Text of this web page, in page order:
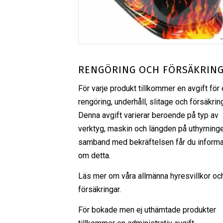
RENGÖRING OCH FÖRSÄKRING
För varje produkt tillkommer en avgift för
rengöring, underhåll, slitage och
Denna avgift varierar beroende på typ av
verktyg, maskin och längden på
samband med bekräftelsen får du
om detta.
Läs mer om våra allmänna hyresvillkor
försäkringar.
För bokade men ej uthämtade produkter